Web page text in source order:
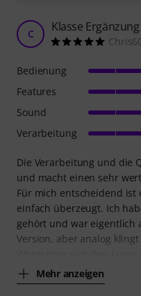
C Klasse
Die Verarbeitung und die
und macht einen sehr
Für mich entscheidend
einfach überzeugt. Ich
gehört und war eigentlich
Version, aber analog
Mehr anzeigen
Bedienung
Features
Sound
Verarbeitung